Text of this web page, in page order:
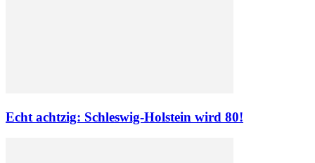
Echt achtzig: Schleswig-Holstein wird 80!